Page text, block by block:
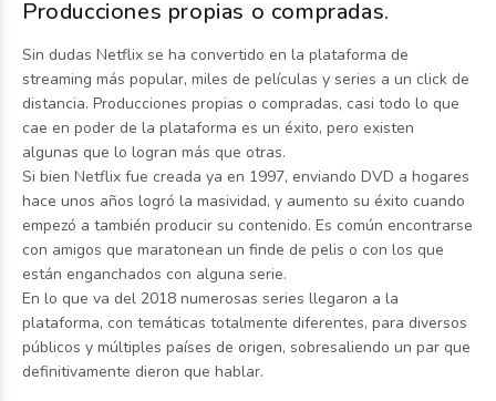
Producciones propias o compradas.
Sin dudas Netflix se ha convertido en la plataforma de
streaming más popular, miles de películas y series a un click de
distancia. Producciones propias o compradas, casi todo lo que
cae en poder de la plataforma es un éxito, pero existen
algunas que lo logran más que otras.
Si bien Netflix fue creada ya en 1997, enviando DVD a hogares
hace unos años logró la masividad, y aumento su éxito cuando
empezó a también producir su contenido. Es común encontrarse
con amigos que maratonean un finde de pelis o con los que
están enganchados con alguna serie.
En lo que va del 2018 numerosas series llegaron a la
plataforma, con temáticas totalmente diferentes, para diversos
públicos y múltiples países de origen, sobresaliendo un par que
definitivamente dieron que hablar.